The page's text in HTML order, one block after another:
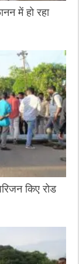
में हो रहा
किए रोड